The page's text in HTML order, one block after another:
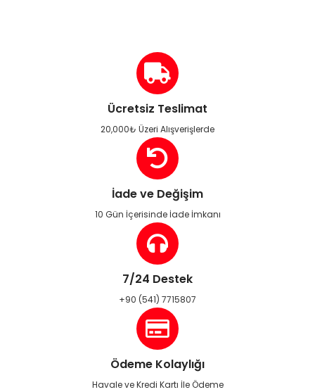
Ücretsiz Teslimat
20,000₺ Üzeri Alışverişlerde
İade ve Değişim
10 Gün İçerisinde İade İmkanı
7/24 Destek
+90 (541) 7715807
Ödeme Kolaylığı
Havale ve Kredi Kartı İle Ödeme